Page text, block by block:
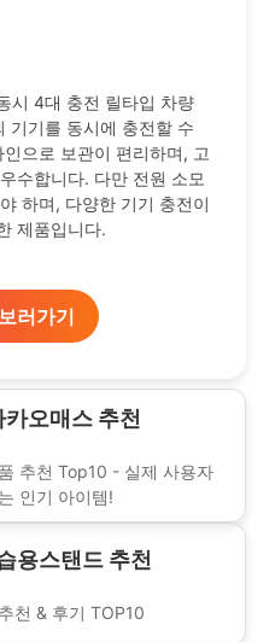
시 4대 충전 릴타입 차량
기기를 동시에 충전할 수
으로 보관이 편리하며, 고
수합니다. 다만 전원 소모
하며, 다양한 기기 충전이
제품입니다.
러가기
카오매스 추천
추천 Top10 - 실제 사용자
인기 아이템!
용스탠드 추천
천 & 후기 TOP10